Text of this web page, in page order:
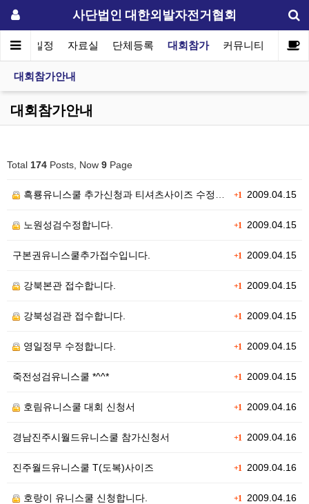
사단법인 대한외발자전거협회
협회일정 자료실 단체등록 대회참가 커뮤니티
대회참가안내
대회참가안내
Total 174 Posts, Now 9 Page
+1 2009.04.15
흑룡유니스쿨 추가신청과 티셔츠사이즈 수정입니다.
+1 2009.04.15
노원성검수정합니다.
+1 2009.04.15
구본권유니스쿨추가접수입니다.
+1 2009.04.15
강북본관 접수합니다.
+1 2009.04.15
강북성검관 접수합니다.
+1 2009.04.15
영일정무 수정합니다.
+1 2009.04.15
죽전성검유니스쿨 *^^*
+1 2009.04.16
호림유니스쿨 대회 신청서
+1 2009.04.16
경남진주시월드유니스쿨 참가신청서
+1 2009.04.16
진주월드유니스쿨 T(도복)사이즈
+1 2009.04.16
호랑이 유니스쿨 신청합니다.